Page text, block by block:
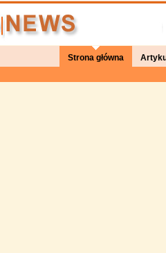
Strona główna